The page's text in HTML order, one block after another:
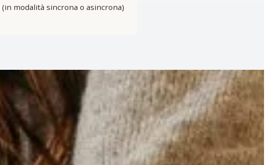
(in modalità sincrona o asincrona)